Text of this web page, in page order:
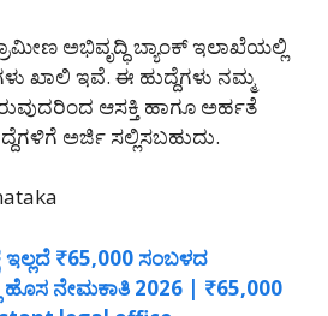
ಅಭಿವೃದ್ಧಿ ಬ್ಯಾಂಕ್ ಇಲಾಖೆಯಲ್ಲಿ
ಖಾಲಿ ಇವೆ. ಈ ಹುದ್ದೆಗಳು ನಮ್ಮ
ಆಸಕ್ತಿ ಹಾಗೂ ಅರ್ಹತೆ
ಅರ್ಜಿ ಸಲ್ಲಿಸಬಹುದು.
ಇಲ್ಲದೆ ₹65,000 ಸಂಬಳದ
ಹೊಸ ನೇಮಕಾತಿ 2026 | ₹65,000